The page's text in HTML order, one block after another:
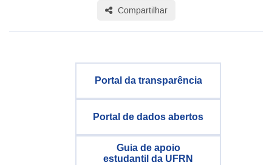
Compartilhar
Portal da transparência
Portal de dados abertos
Guia de apoio
estudantil da UFRN